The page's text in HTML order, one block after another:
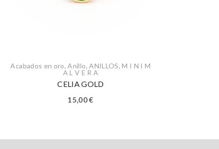
Acabados en oro,Anillo,ANILLOS,M I N I M
A L V E R A
CELIA GOLD
15,00€